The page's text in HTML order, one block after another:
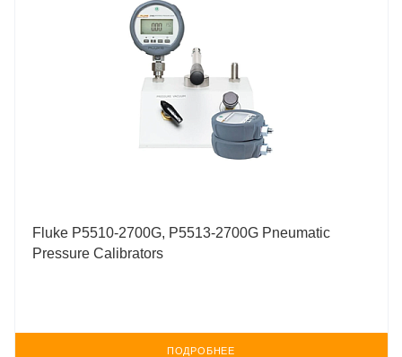
Fluke P5510-2700G, P5513-2700G Pneumatic
Pressure Calibrators
ПОДРОБНЕЕ